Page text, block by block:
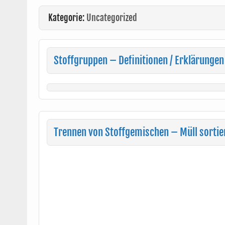
Kategorie: Uncategorized
Stoffgruppen – Definitionen / Erklärungen
Trennen von Stoffgemischen – Müll